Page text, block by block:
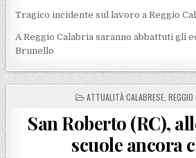
Tragico incidente sul lavoro a Reggio
A Reggio Calabria saranno abbattuti gli
Brunello
POSTED IN
ATTUALITÀ CALABRESE
San Roberto (RC),
scuole ancora